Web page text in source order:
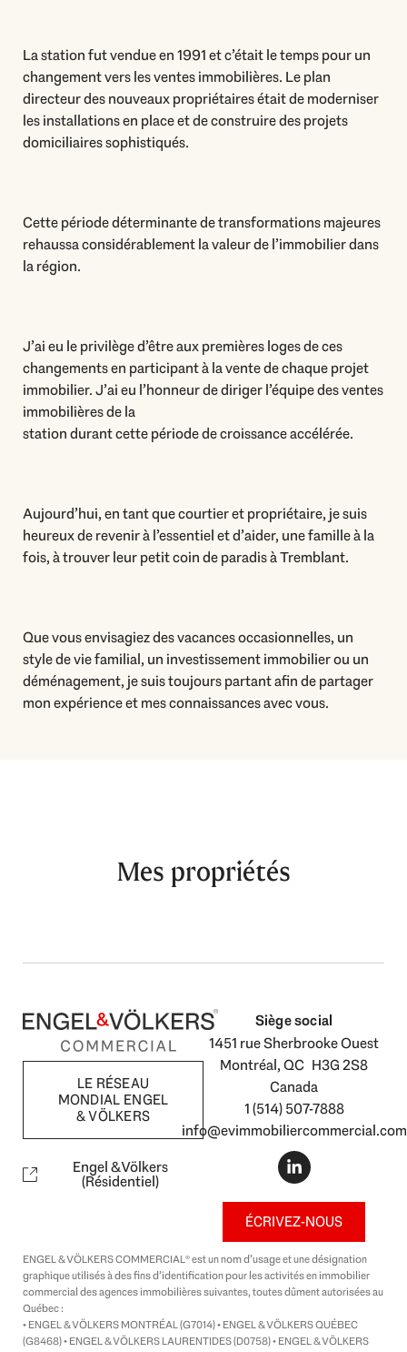
La station fut vendue en 1991 et c’était le temps pour un
changement vers les ventes immobilières. Le plan
directeur des nouveaux propriétaires était de moderniser
les installations en place et de construire des projets
domiciliaires sophistiqués.
Cette période déterminante de transformations majeures
rehaussa considérablement la valeur de l’immobilier dans
la région.
J’ai eu le privilège d’être aux premières loges de ces
changements en participant à la vente de chaque projet
immobilier. J’ai eu l’honneur de diriger l’équipe des ventes
immobilières de la
station durant cette période de croissance accélérée.
Aujourd’hui, en tant que courtier et propriétaire, je suis
heureux de revenir à l’essentiel et d’aider, une famille à la
fois, à trouver leur petit coin de paradis à Tremblant.
Que vous envisagiez des vacances occasionnelles, un
style de vie familial, un investissement immobilier ou un
déménagement, je suis toujours partant afin de partager
mon expérience et mes connaissances avec vous.
Mes propriétés
LE RÉSEAU
MONDIAL ENGEL
& VÖLKERS
Engel & Völkers
(Résidentiel)
Siège social
1451 rue Sherbrooke Ouest
Montréal, QC H3G 2S8
Canada
1 (514) 507-7888
info@evimmobiliercommercial.com
L
i
n
k
e
d
i
n
-
i
ÉCRIVEZ-NOUS
ENGEL & VÖLKERS COMMERCIAL® est un nom d’usage et une désignation
graphique utilisés à des fins d’identification pour les activités en immobilier
commercial des agences immobilières suivantes, toutes dûment autorisées au
Québec :
• ENGEL & VÖLKERS MONTRÉAL (G7014) • ENGEL & VÖLKERS QUÉBEC
(G8468) • ENGEL & VÖLKERS LAURENTIDES (D0758) • ENGEL & VÖLKERS